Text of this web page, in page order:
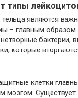
типы
являются
– главным
бактерии,
которые
клетки
мозгом. Существует